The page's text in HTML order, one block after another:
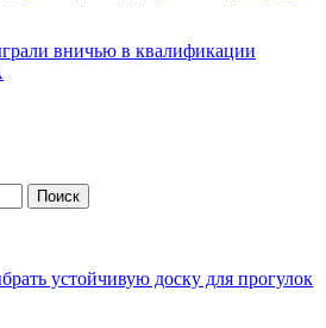
вничью в квалификации
устойчивую доску для прогулок